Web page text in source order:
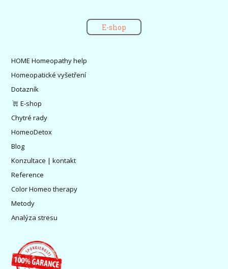
E-shop
HOME Homeopathy help
Homeopatické vyšetření
Dotazník
E-shop
Chytré rady
HomeoDetox
Blog
Konzultace | kontakt
Reference
Color Homeo therapy
Metody
Analýza stresu